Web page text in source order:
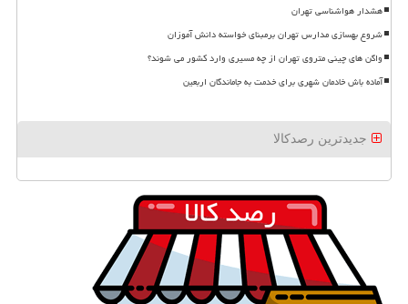
هشدار هواشناسی تهران
شروع بهسازی مدارس تهران برمبنای خواسته دانش آموزان
واگن های چینی متروی تهران از چه مسیری وارد کشور می شوند؟
آماده باش خادمان شهری برای خدمت به جاماندگان اربعین
جدیدترین رصدکالا